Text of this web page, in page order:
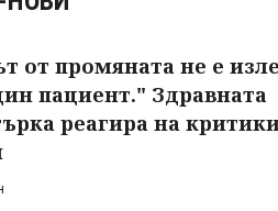
от промяната не е
пациент." Здравната
реагира на